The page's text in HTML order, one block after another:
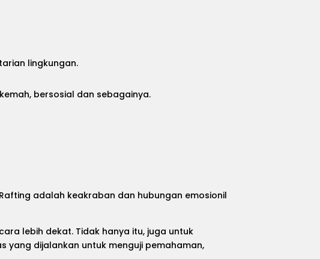
lingkungan.
bersosial dan sebagainya.
adalah keakraban dan hubungan emosionil
lebih dekat. Tidak hanya itu, juga untuk
yang dijalankan untuk menguji pemahaman,